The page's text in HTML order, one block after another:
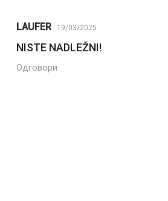
LAUFER 19/03/2025
NISTE NADLEŽNI!
Одговори